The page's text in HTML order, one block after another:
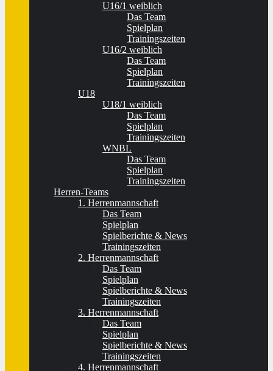
U16/1 weiblich
Das Team
Spielplan
Trainingszeiten
U16/2 weiblich
Das Team
Spielplan
Trainingszeiten
U18
U18/1 weiblich
Das Team
Spielplan
Trainingszeiten
WNBL
Das Team
Spielplan
Trainingszeiten
Herren-Teams
1. Herrenmannschaft
Das Team
Spielplan
Spielberichte & News
Trainingszeiten
2. Herrenmannschaft
Das Team
Spielplan
Spielberichte & News
Trainingszeiten
3. Herrenmannschaft
Das Team
Spielplan
Spielberichte & News
Trainingszeiten
4. Herrenmannschaft